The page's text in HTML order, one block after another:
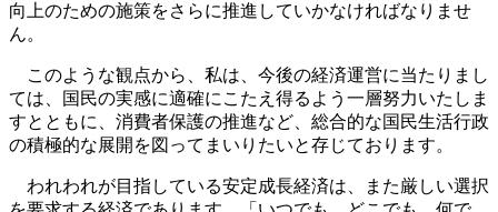
向上のための施策をさらに推進していかなければなりませ
ん。
このような観点から、私は、今後の経済運営に当たりまし
ては、国民の実感に適確にこたえ得るよう一層努力いたしま
すとともに、消費者保護の推進など、総合的な国民生活行政
の積極的な展開を図ってまいりたいと存じております。
われわれが目指している安定成長経済は、また厳しい選択